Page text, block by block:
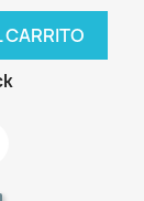
CARRITO